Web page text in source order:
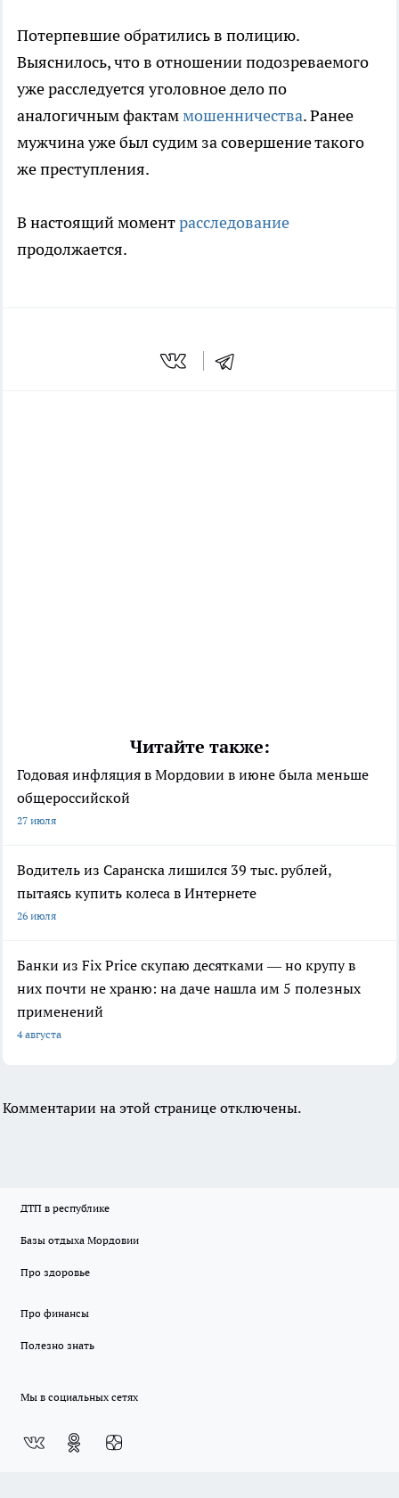
Потерпевшие обратились в полицию.
Выяснилось, что в отношении подозреваемого
уже расследуется уголовное дело по
аналогичным фактаммошенничества. Ранее
мужчина уже был судим за совершение такого
же преступления.
В настоящий моментрасследование
продолжается.
Читайте также:
Годовая инфляция в Мордовии в июне была меньше
общероссийской
27 июля
Водитель из Саранска лишился 39 тыс. рублей,
пытаясь купить колеса в Интернете
26 июля
Банки из Fix Price скупаю десятками — но крупу в
них почти не храню: на даче нашла им 5 полезных
применений
4 августа
Комментарии на этой странице отключены.
ДТП в республике
Базы отдыха Мордовии
Про здоровье
Про финансы
Полезно знать
Мы в социальных сетях